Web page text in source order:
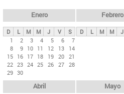
ds
p
n
Enero
D L M M J V
S
1
2 3 4 5 6
7
8
9 10 11 12 13
14
15 16 17 18 19 20 21
22 23 24 25 26 27 28
29 30
Febrero
D L M M J
Abril Mayo